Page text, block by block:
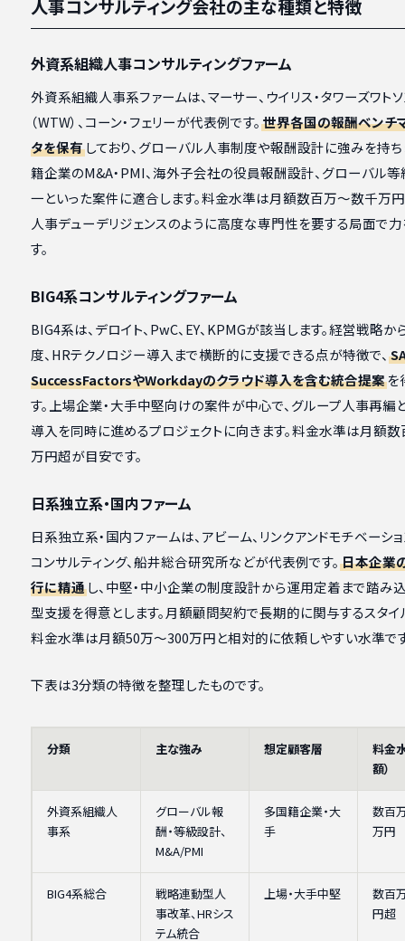
人事コンサルティング会社の主な種類と特徴
外資系組織人事コンサルティングファーム
外資系組織人事系ファームは、マーサー、ウイリス・タワーズワト
（WTW）、コーン・フェリーが代表例です。 世界各国の報酬ベンチ
タを保有しており、グローバル人事制度や報酬設計に強みを持ち
籍企業のM&A・PMI、海外子会社の役員報酬設計、グローバル
一といった案件に適合します。料金水準は月額数百万〜数千万円
人事デューデリジェンスのように高度な専門性を要する局面で
す。
BIG4系コンサルティングファーム
BIG4系は、デロイト、PwC、EY、KPMGが該当します。経営戦略
度、HRテクノロジー導入まで横断的に支援できる点が特徴で、
SuccessFactorsやWorkdayのクラウド導入を含む統合提案を
す。上場企業・大手中堅向けの案件が中心で、グループ人事再編
導入を同時に進めるプロジェクトに向きます。料金水準は月額
万円超が目安です。
日系独立系・国内ファーム
日系独立系・国内ファームは、アビーム、リンクアンドモチベーシ
コンサルティング、船井総合研究所などが代表例です。 日本企業
行に精通し、中堅・中小企業の制度設計から運用定着まで踏み
型支援を得意とします。月額顧問契約で長期的に関与するスタイ
料金水準は月額50万〜300万円と相対的に依頼しやすい水準で
下表は3分類の特徴を整理したものです。
分類 主な強み 想定顧客層
料金
額）
外資系組織人
事系
グローバル報
酬・等級設計、
M&A/PMI
多国籍企業・大
手
数百
万円
BIG4系総合
戦略連動型人
事改革、HRシス
テム統合
上場・大手中堅
数百
円超